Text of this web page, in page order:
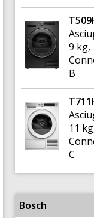
9 kg,
B
11
C
Bosch